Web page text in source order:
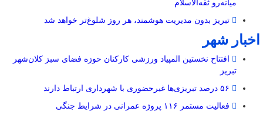
میانه‌رو ثقه‌الاسلام
تبریز بدون مدیریت هوشمند، هر روز شلوغ‌تر خواهد شد
اخبار شهر
افتتاح نخستین المپیاد ورزشی کارکنان حوزه فضای سبز کلان‌شهر
تبریز
فعالیت مستمر ۱۱۶ پروژه عمرانی در شرایط جنگی